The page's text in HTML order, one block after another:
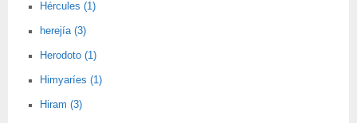
Hércules (1)
herejía (3)
Herodoto (1)
Himyaríes (1)
Hiram (3)